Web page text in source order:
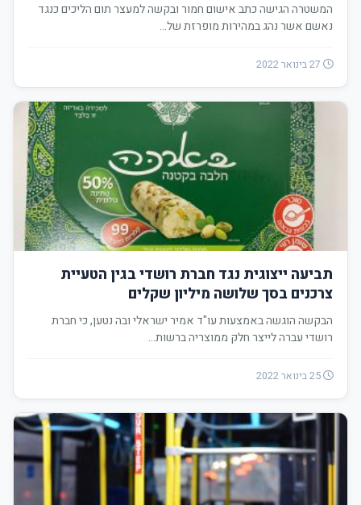
המשטרה הגישה כתב אישום חמור ובקשה למעצר תום הליכים כנגד
נאשם אשר נהג במהירות מופרזת של…
27 בינואר 2022
תביעה ייצוגית נגד חברת רושדי בגין הטעיית
צרכנים בסך שלושה מיליון שקלים
הבקשה הוגשה באמצעות עו"ד אמיר ישראלי ובה נטען, כי חברת
רושדי עברה לייצר חלק ממוצריה ברשות…
25 בינואר 2022